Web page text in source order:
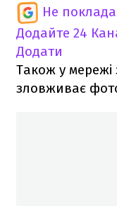
Не
Додайте 24
Додати
Також у
зловживає